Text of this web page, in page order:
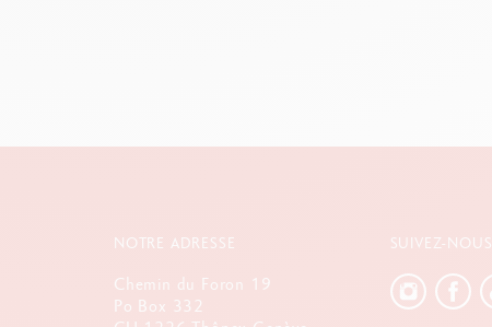
NOTRE ADRESSE
Chemin du Foron 19
Po Box 332
SUIVEZ-NOUS